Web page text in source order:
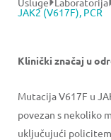
JAK2 (V617F), PCR
Klinički značaj u
Mutacija V617F u
povezan s nekoliko
uključujući